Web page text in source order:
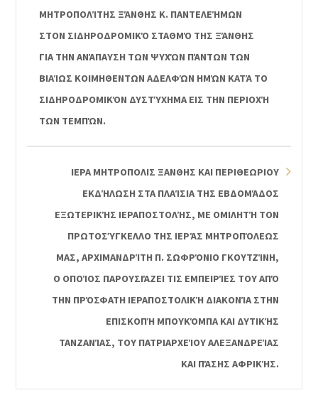
ΜΗΤΡΟΠΟΛΊΤΗΣ ΞΆΝΘΗΣ Κ. ΠΑΝΤΕΛΕΉΜΩΝ
ΣΤΟΝ ΣΙΔΗΡΟΔΡΟΜΙΚΌ ΣΤΑΘΜΌ ΤΗΣ ΞΆΝΘΗΣ
ΓΙΑ ΤΗΝ ΑΝΆΠΑΥΣΗ ΤΩΝ ΨΥΧΏΝ ΠΆΝΤΩΝ ΤΩΝ
ΒΙΑΊΩΣ ΚΟΙΜΗΘΕΝΤΩΝ ΑΔΕΛΦΏΝ ΗΜΏΝ ΚΑΤΆ ΤΟ
ΣΙΔΗΡΟΔΡΟΜΙΚΌΝ ΔΥΣΤΎΧΗΜΑ ΕΙΣ ΤΗΝ ΠΕΡΙΟΧΉ
ΤΩΝ ΤΕΜΠΏΝ.
ΙΕΡΑ ΜΗΤΡΟΠΟΛΙΣ ΞΑΝΘΗΣ ΚΑΙ ΠΕΡΙΘΕΩΡΙΟΥ
ΕΚΔΉΛΩΣΗ ΣΤΑ ΠΛΑΊΣΙΑ ΤΗΣ ΕΒΔΟΜΆΔΟΣ
ΕΞΩΤΕΡΙΚΉΣ ΙΕΡΑΠΟΣΤΟΛΉΣ, ΜΕ ΟΜΙΛΗΤΉ ΤΟΝ
ΠΡΩΤΟΣΎΓΚΕΛΛΟ ΤΗΣ ΙΕΡΆΣ ΜΗΤΡΟΠΌΛΕΩΣ
ΜΑΣ, ΑΡΧΙΜΑΝΔΡΊΤΗ Π. ΣΩΦΡΌΝΙΟ ΓΚΟΥΤΖΊΝΗ,
Ο ΟΠΟΊΟΣ ΠΑΡΟΥΣΙΆΖΕΙ ΤΙΣ ΕΜΠΕΙΡΊΕΣ ΤΟΥ ΑΠΌ
ΤΗΝ ΠΡΌΣΦΑΤΗ ΙΕΡΑΠΟΣΤΟΛΙΚΉ ΔΙΑΚΟΝΊΑ ΣΤΗΝ
ΕΠΙΣΚΟΠΉ ΜΠΟΥΚΌΜΠΑ ΚΑΙ ΔΥΤΙΚΉΣ
ΤΑΝΖΑΝΊΑΣ, ΤΟΥ ΠΑΤΡΙΑΡΧΕΊΟΥ ΑΛΕΞΑΝΔΡΕΊΑΣ
ΚΑΙ ΠΆΣΗΣ ΑΦΡΙΚΉΣ.